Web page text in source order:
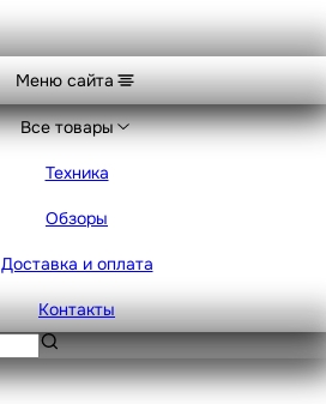
Меню сайта
Все товары
Техника
Обзоры
Доставка и оплата
Контакты